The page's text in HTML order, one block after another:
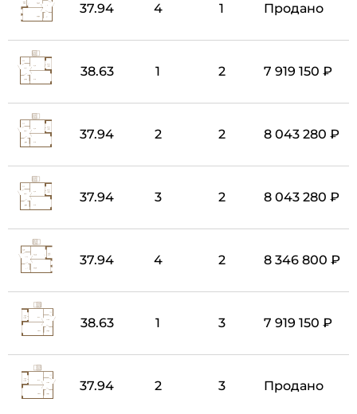
37.94 4 1 Продано
38.63 1 2 7 919 150 ₽
37.94 2 2 8 043 280 ₽
37.94 3 2 8 043 280 ₽
37.94 4 2 8 346 800 ₽
38.63 1 3 7 919 150 ₽
37.94 2 3 Продано